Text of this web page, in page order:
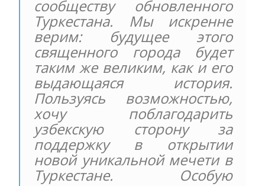
сообществу обновленного
Туркестана. Мы искренне
верим: будущее этого
священного города будет
таким же великим, как и его
выдающаяся история.
Пользуясь возможностью,
хочу поблагодарить
узбекскую сторону за
поддержку в открытии
новой уникальной мечети в
Туркестане. Особую